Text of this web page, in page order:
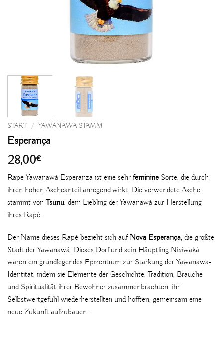
START / YAWANAWA STAMM
Esperança
28,00€
Rapé Yawanawá Esperanza ist eine sehr feminine Sorte, die durch
ihren hohen Ascheanteil anregend wirkt. Die verwendete Asche
stammt vonTsunu, dem Liebling der Yawanawá zur Herstellung
ihres Rapé.
Der Name dieses Rapé bezieht sich aufNova Esperança, die größte
Stadt der Yawanawá. Dieses Dorf und sein Häuptling Nixiwaká
waren ein grundlegendes Epizentrum zur Stärkung der Yawanawá-
Identität, indem sie Elemente der Geschichte, Tradition, Bräuche
und Spiritualität ihrer Bewohner zusammenbrachten, ihr
Selbstwertgefühl wiederherstellten und hofften, gemeinsam eine
neue Zukunft aufzubauen.